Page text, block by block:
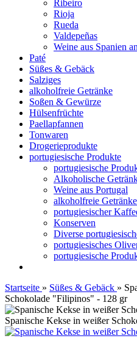
Ribeiro
Rioja
Rueda
Valdepeñas
Weine aus Spanien
Paté
Süßes & Gebäck
Salziges
alkoholfreie Getränke
Soßen & Gewürze
Hülsenfrüchte
Paellapfannen
Tonwaren
Drogerieprodukte
portugiesische Produkte
portugiesische
Alkoholische
Weine aus Portugal
alkoholfreie
portugiesischer
Konserven
Diverse
portugiesisches
portugiesische
Startseite » Süßes & Gebäck »
Schokolade "Filipinos" - 128 gr
Spanische Kekse in weißer